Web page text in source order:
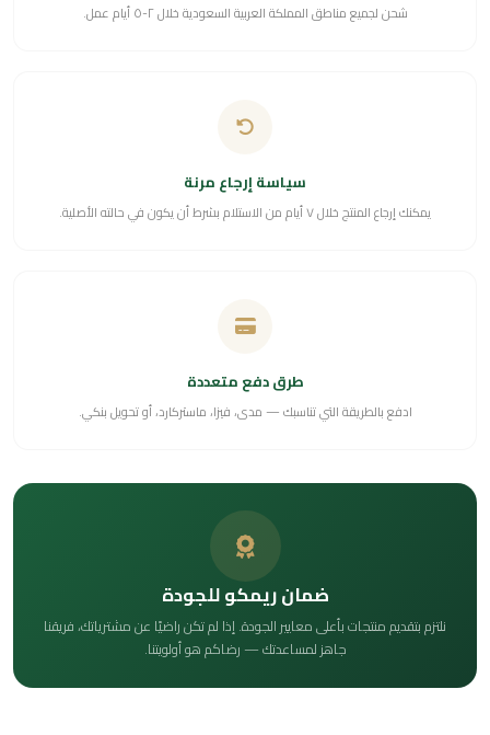
شحن لجميع مناطق المملكة العربية السعودية خلال ٢-٥ أيام عمل.
سياسة إرجاع مرنة
يمكنك إرجاع المنتج خلال ٧ أيام من الاستلام بشرط أن يكون في حالته الأصلية.
طرق دفع متعددة
ادفع بالطريقة التي تناسبك — مدى، فيزا، ماستركارد، أو تحويل بنكي.
ضمان ريمكو للجودة
نلتزم بتقديم منتجات بأعلى معايير الجودة. إذا لم تكن راضيًا عن مشترياتك، فريقنا
جاهز لمساعدتك — رضاكم هو أولويتنا.